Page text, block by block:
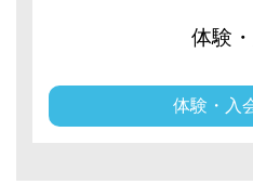
体験
体験・入